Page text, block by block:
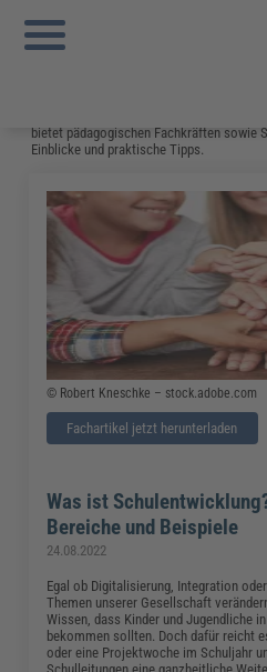
Sie sind hier:
Bildung und
im Mittelpunkt. Sie
bietet pädagogischen Fachkräften sowie
Einblicke und praktische Tipps.
© Robert Kneschke – stock.adobe.com
Fachartikel jetzt herunterladen
Was ist
Bereiche und Beispiele
24.08.2022
Egal ob Digitalisierung, Integration
Themen unserer Gesellschaft
Wissen, dass Kinder und Jugendliche
bekommen sollten. Doch dafür reicht
oder eine Projektwoche im Schuljahr